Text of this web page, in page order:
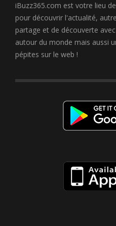
iBuzz365.com est votre lieu
pour découvrir l'actualité,
partage et de découverte
autour du monde mais aussi
pépites sur le web !